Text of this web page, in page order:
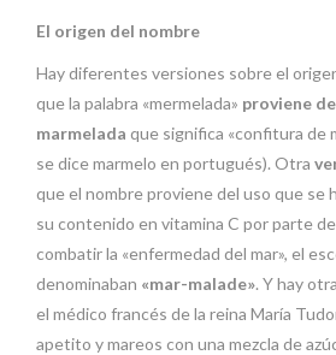
El origen del nombre
Hay diferentes versiones sobre el
que la palabra «mermelada» proviene
marmelada que significa «confitura de
se dice marmelo en portugués). Otra
que el nombre proviene del uso que se
su contenido en vitamina C por parte
combatir la «enfermedad del mar», el
denominaban «mar-malade». Y hay
el médico francés de la reina María
apetito y mareos con una mezcla de